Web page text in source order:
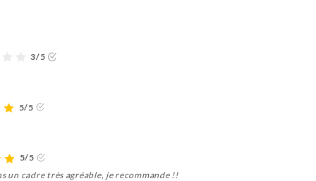
3/5
5/5
5/5
un cadre très agréable, je recommande !!